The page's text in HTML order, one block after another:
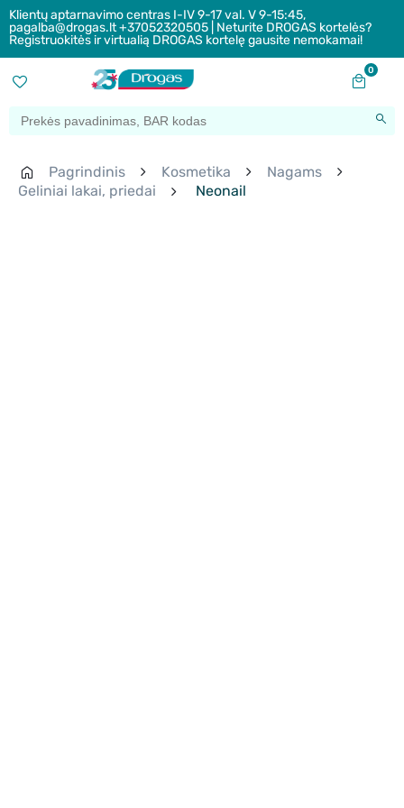
Klientų aptarnavimo centras I-IV 9-17 val. V 9-15:45,
pagalba@drogas.lt +37052320505 | Neturite DROGAS kortelės?
Registruokitės ir virtualią DROGAS kortelę gausite nemokamai!
0
Pagrindinis Kosmetika
Nagams
Geliniai lakai, priedai
Neonail